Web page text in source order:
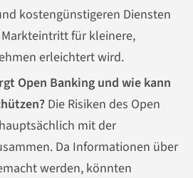
kostengünstigeren Diensten
für kleinere,
erleichtert wird.
Open Banking und wie kann
Die Risiken des Open
mit der
Da Informationen über
werden, könnten